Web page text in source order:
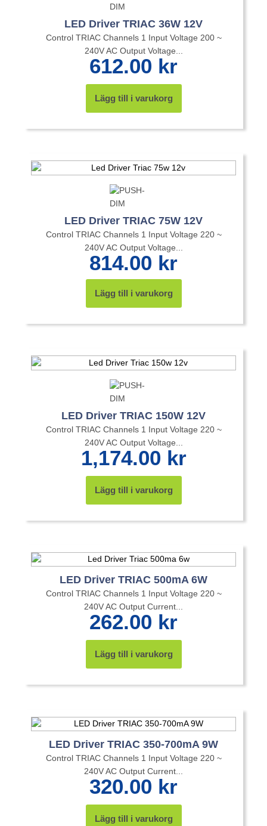
LED Driver TRIAC 36W 12V
Control TRIAC Channels 1 Input Voltage 200 ~
240V AC Output Voltage...
612.00 kr
Lägg till i varukorg
LED Driver TRIAC 75W 12V
Control TRIAC Channels 1 Input Voltage 220 ~
240V AC Output Voltage...
814.00 kr
Lägg till i varukorg
LED Driver TRIAC 150W 12V
Control TRIAC Channels 1 Input Voltage 220 ~
240V AC Output Voltage...
1,174.00 kr
Lägg till i varukorg
LED Driver TRIAC 500mA 6W
Control TRIAC Channels 1 Input Voltage 220 ~
240V AC Output Current...
262.00 kr
Lägg till i varukorg
LED Driver TRIAC 350-700mA 9W
Control TRIAC Channels 1 Input Voltage 220 ~
240V AC Output Current...
320.00 kr
Lägg till i varukorg